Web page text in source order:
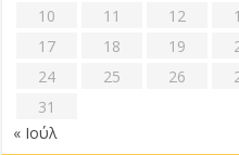
10
11 12
17
18 19
24
25 26
31
« Ιούλ